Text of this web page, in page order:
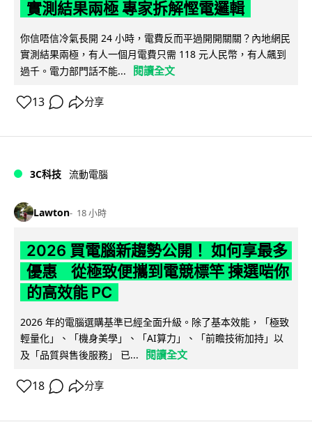
實測結果兩極 專家拆解慳電邏輯
你信唔信冷氣長開 24 小時，電費反而平過開開關關？內地網民
實測結果兩極，有人一個月電費只需 118 元人民幣，有人飆到
過千。電力部門話不能...
閱讀全文
13 分享
3C科技 流動電腦
Lawton 18 小時
2026 買電腦新趨勢公開！ 如何享最多
優惠 從極致便攜到電競標竿 揀選啱你
的高效能 PC
2026 年的電腦選購基準已經全面升級。除了基本效能，「極致
輕量化」、「機身美學」、「AI算力」、「前瞻技術加持」以
及「品質與售後服務」 已...
閱讀全文
18 分享